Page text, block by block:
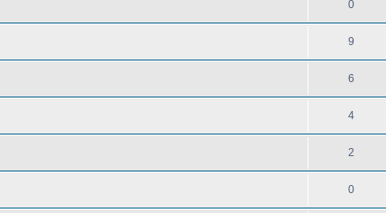
0
9
6
4
2
0